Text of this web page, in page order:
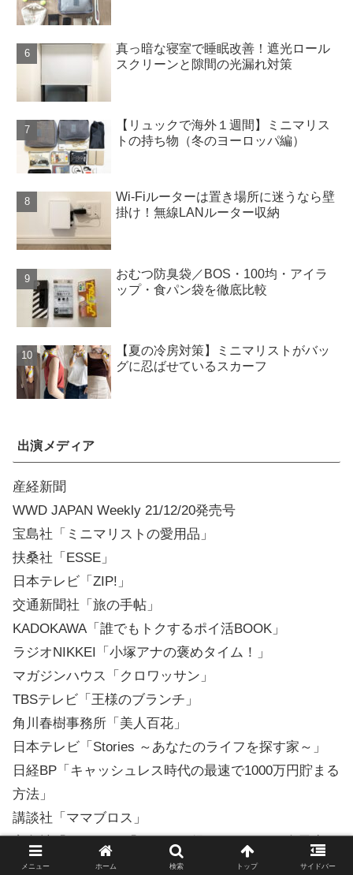
真っ暗な寝室で睡眠改善！遮光ロール
スクリーンと隙間の光漏れ対策
【リュックで海外１週間】ミニマリス
トの持ち物（冬のヨーロッパ編）
Wi-Fiルーターは置き場所に迷うなら壁
掛け！無線LANルーター収納
おむつ防臭袋／BOS・100均・アイラ
ップ・食パン袋を徹底比較
【夏の冷房対策】ミニマリストがバッ
グに忍ばせているスカーフ
出演メディア
産経新聞
WWD JAPAN Weekly 21/12/20発売号
宝島社「ミニマリストの愛用品」
扶桑社「ESSE」
日本テレビ「ZIP!」
交通新聞社「旅の手帖」
KADOKAWA「誰でもトクするポイ活BOOK」
ラジオNIKKEI「小塚アナの褒めタイム！」
マガジンハウス「クロワッサン」
TBSテレビ「王様のブランチ」
角川春樹事務所「美人百花」
日本テレビ「Stories ～あなたのライフを探す家～」
日経BP「キャッシュレス時代の最速で1000万円貯まる
方法」
講談社「ママブロス」
宝島社「Steady.」「とことん得する！ぜんぶ楽天生
活」「とことん高く売る! メルカリ技100」「スマホひ
メニュー ホーム 検索 トップ サイドバー